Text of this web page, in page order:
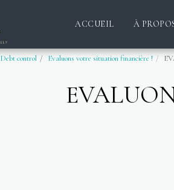
ACCUEIL À
Debt control Evaluons votre situation financière !